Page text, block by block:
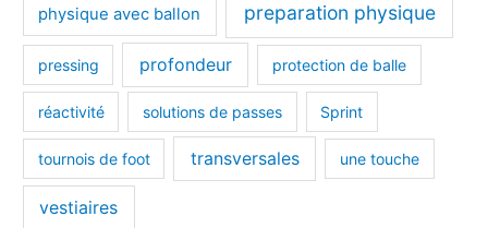
physique avec ballon preparation physique
pressing profondeur protection de balle
réactivité solutions de passes Sprint
tournois de foot transversales une touche
vestiaires